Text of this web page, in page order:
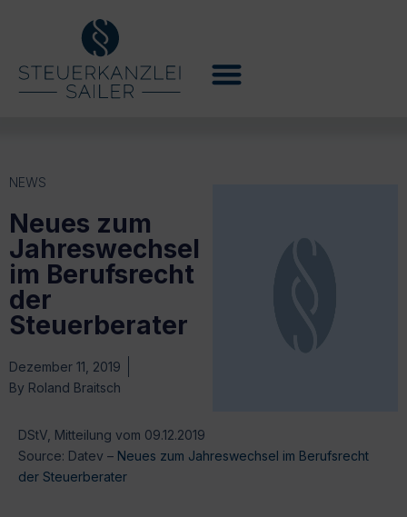
NEWS
Neues zum
Jahreswechsel
im Berufsrecht
der
Steuerberater
Dezember 11, 2019
By Roland Braitsch
DStV, Mitteilung vom 09.12.2019
Source: Datev – Neues zum Jahreswechsel im Berufsrecht
der Steuerberater